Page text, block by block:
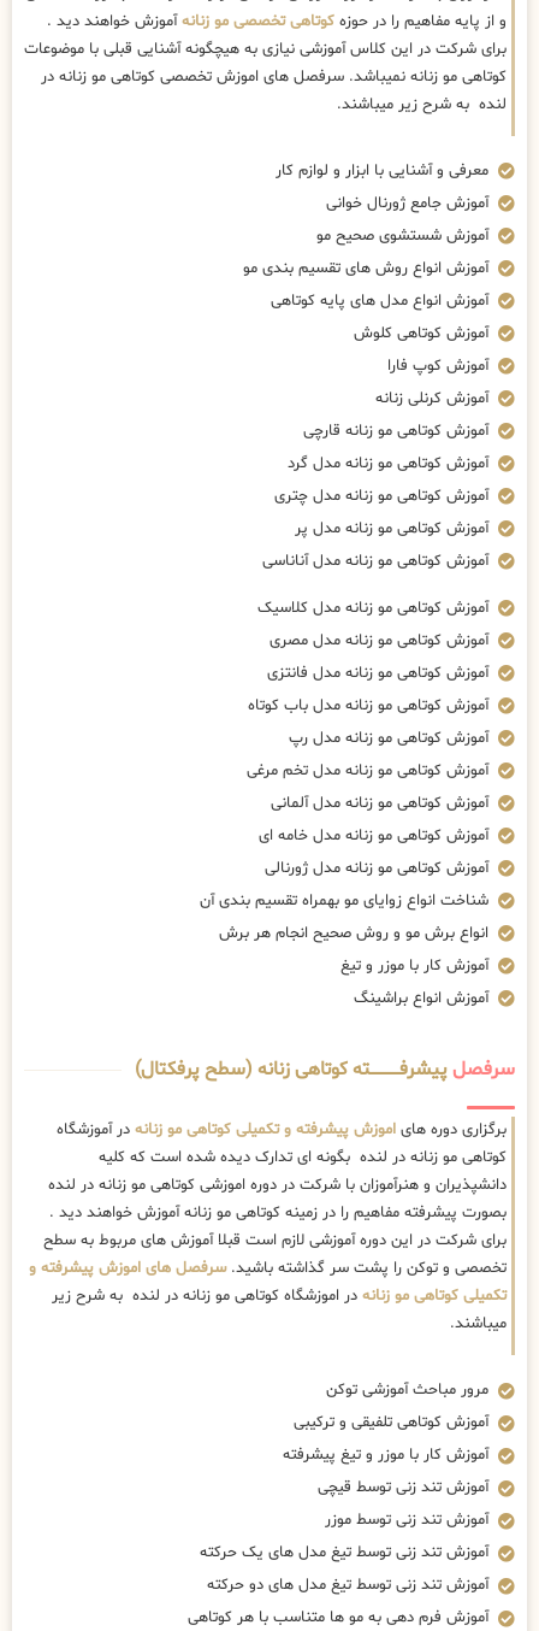
و از پایه مفاهیم را در حوزه کوتاهی تخصصی مو زنانهآموزش خواهند دید .
برای شرکت در این کلاس آموزشی نیازی به هیچگونه آشنایی قبلی با موضوعات
کوتاهی مو زنانه نمیباشد. سرفصل های اموزش تخصصی کوتاهی مو زنانه در
لنده به شرح زیر میباشند.
معرفی و آشنایی با ابزار و لوازم کار
آموزش جامع ژورنال خوانی
آموزش شستشوی صحیح مو
آموزش انواع روش های تقسیم بندی مو
آموزش انواع مدل های پایه کوتاهی
آموزش کوتاهی کلوش
آموزش کوپ فارا
آموزش کرنلی زنانه
آموزش کوتاهی مو زنانه قارچی
آموزش کوتاهی مو زنانه مدل گرد
آموزش کوتاهی مو زنانه مدل چتری
آموزش کوتاهی مو زنانه مدل پر
آموزش کوتاهی مو زنانه مدل آناناسی
آموزش کوتاهی مو زنانه مدل کلاسیک
آموزش کوتاهی مو زنانه مدل مصری
آموزش کوتاهی مو زنانه مدل فانتزی
آموزش کوتاهی مو زنانه مدل باب کوتاه
آموزش کوتاهی مو زنانه مدل رپ
آموزش کوتاهی مو زنانه مدل تخم مرغی
آموزش کوتاهی مو زنانه مدل آلمانی
آموزش کوتاهی مو زنانه مدل خامه ای
آموزش کوتاهی مو زنانه مدل ژورنالی
شناخت انواع زوایای مو بهمراه تقسیم بندی آن
انواع برش مو و روش صحیح انجام هر برش
آموزش کار با موزر و تیغ
آموزش انواع براشینگ
سرفصلپیشرفــــــــــــته کوتاهی زنانه (سطح پرفکتال)
برگزاری دوره های اموزش پیشرفته و تکمیلی کوتاهی مو زنانه در آموزشگاه
کوتاهی مو زنانه در لنده بگونه ای تدارک دیده شده است که کلیه
دانشپذیران و هنرآموزان با شرکت در دوره اموزشی کوتاهی مو زنانه در لنده
بصورت پیشرفته مفاهیم را در زمینه کوتاهی مو زنانه آموزش خواهند دید .
برای شرکت در این دوره آموزشی لازم است قبلا آموزش های مربوط به سطح
تخصصی و توکن را پشت سر گذاشته باشید.سرفصل های اموزش پیشرفته و
تکمیلی کوتاهی مو زنانه در اموزشگاه کوتاهی مو زنانه در لنده به شرح زیر
میباشند.
مرور مباحث آموزشی توکن
آموزش کوتاهی تلفیقی و ترکیبی
آموزش کار با موزر و تیغ پیشرفته
آموزش تند زنی توسط قیچی
آموزش تند زنی توسط موزر
آموزش تند زنی توسط تیغ مدل های یک حرکته
آموزش تند زنی توسط تیغ مدل های دو حرکته
آموزش فرم دهی به مو ها متناسب با هر کوتاهی